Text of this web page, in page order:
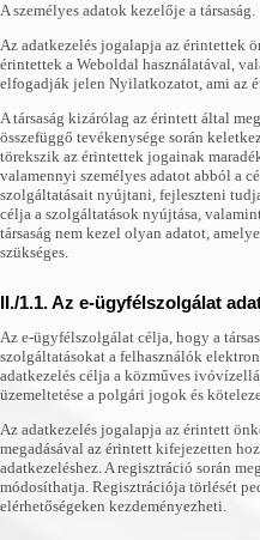
A személyes adatok kezelője a társaság.
Az adatkezelés jogalapja az érintettek
érintettek a Weboldal használatával,
elfogadják jelen Nyilatkozatot, ami az
A társaság kizárólag az érintett által
összefüggő tevékenysége során
törekszik az érintettek jogainak
valamennyi személyes adatot abból a
szolgáltatásait nyújtani, fejleszteni
célja a szolgáltatások nyújtása,
társaság nem kezel olyan adatot,
szükséges.
II./1.1. Az e-ügyfélszolgálat
Az e-ügyfélszolgálat célja, hogy a
szolgáltatásokat a felhasználók
adatkezelés célja a közműves
üzemeltetése a polgári jogok és
Az adatkezelés jogalapja az érintett
megadásával az érintett kifejezetten
adatkezeléshez. A regisztráció során
módosíthatja. Regisztrációja törlését
elérhetőségeken kezdeményezheti.